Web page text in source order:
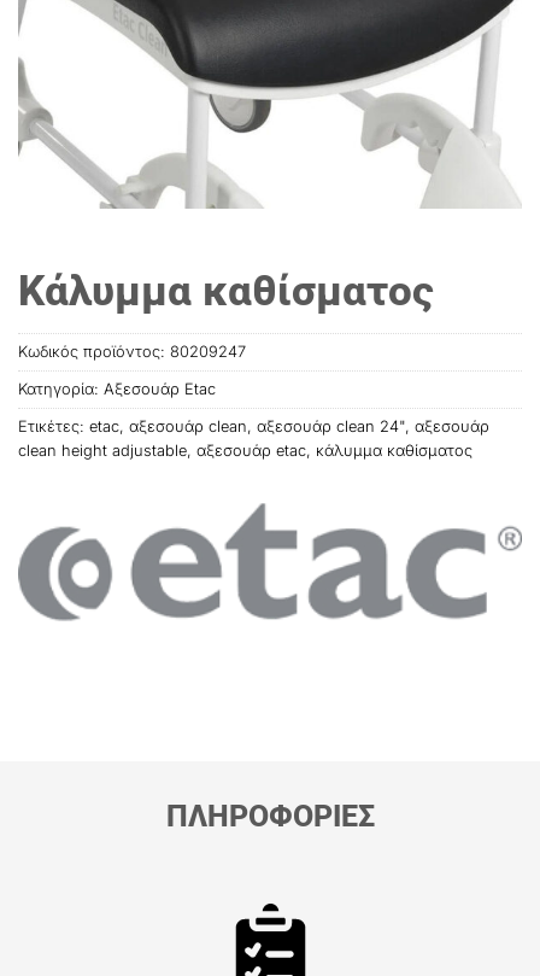
Κάλυμμα καθίσματος
Κωδικός προϊόντος: 80209247
Κατηγορία: Αξεσουάρ Etac
Ετικέτες: etac, αξεσουάρ clean, αξεσουάρ clean 24", αξεσουάρ
clean height adjustable, αξεσουάρ etac, κάλυμμα καθίσματος
ΠΛΗΡΟΦΟΡΙΕΣ